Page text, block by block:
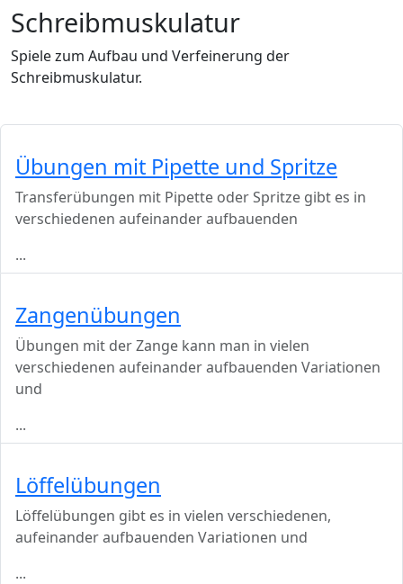
Schreibmuskulatur
Spiele zum Aufbau und Verfeinerung der
Schreibmuskulatur.
Übungen mit Pipette und Spritze
Transferübungen mit Pipette oder Spritze gibt es in
verschiedenen aufeinander aufbauenden
...
Zangenübungen
Übungen mit der Zange kann man in vielen
verschiedenen aufeinander aufbauenden Variationen
und
...
Löffelübungen
Löffelübungen gibt es in vielen verschiedenen,
aufeinander aufbauenden Variationen und
...